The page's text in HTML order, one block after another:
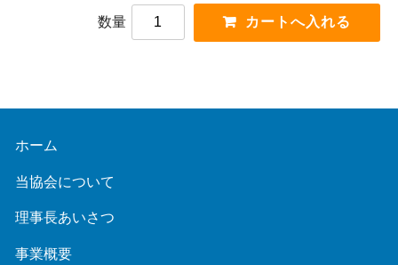
数量
ホーム
当協会について
理事長あいさつ
事業概要